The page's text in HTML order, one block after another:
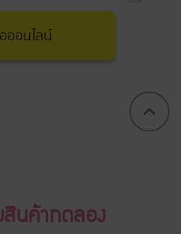
ออนไลน์
สินค้าทดลอง